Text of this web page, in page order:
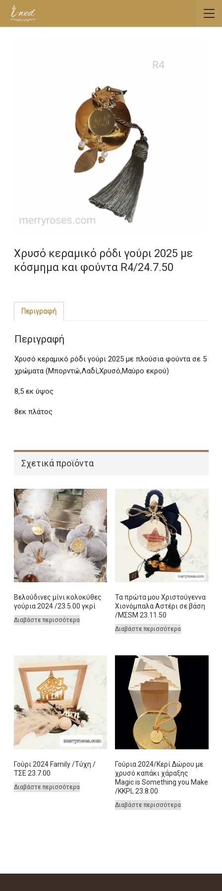
Χρυσό κεραμικό ρόδι γούρι 2025 με
κόσμημα και φούντα R4/24.7.50
Περιγραφή
Περιγραφή
Χρυσό κεραμικό ρόδι γούρι 2025 με πλούσια φούντα σε 5
χρώματα (Μπορντώ,Λαδί,Χρυσό,Μαύρο εκρού)
8,5 εκ ύψος
8εκ πλάτος
Σχετικά προϊόντα
Βελούδινες μίνι κολοκύθες
γούρια 2024 /23.5.00 γκρί
Διαβάστε περισσότερα
Τα πρώτα μου Χριστούγεννα
Χιονόμπαλα Αστέρι σε βάση
/ΜΣSM 23.11.50
Διαβάστε περισσότερα
Γούρι 2024 Family /Τύχη /
ΤΣΕ 23.7.00
Διαβάστε περισσότερα
Γούρια 2024/Κερί Δώρου με
χρυσό καπάκι χάραξης
Magic is Something you Make
/KKPL 23.8.00
Διαβάστε περισσότερα